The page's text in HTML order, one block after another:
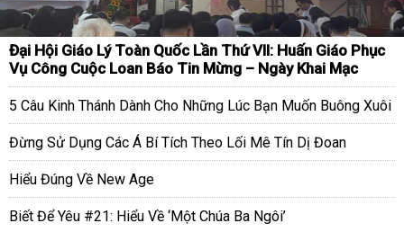
Đại Hội Giáo Lý Toàn Quốc Lần Thứ VII: Huấn Giáo Phục
Vụ Công Cuộc Loan Báo Tin Mừng – Ngày Khai Mạc
5 Câu Kinh Thánh Dành Cho Những Lúc Bạn Muốn Buông Xuôi
Đừng Sử Dụng Các Á Bí Tích Theo Lối Mê Tín Dị Đoan
Hiểu Đúng Về New Age
Biết Để Yêu #21: Hiểu Về ‘Một Chúa Ba Ngôi’